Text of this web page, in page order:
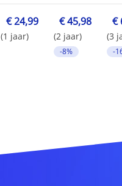
€ 24,99
(1 jaar)
€ 45,98
(2 jaar)
-8%
€
(3
-